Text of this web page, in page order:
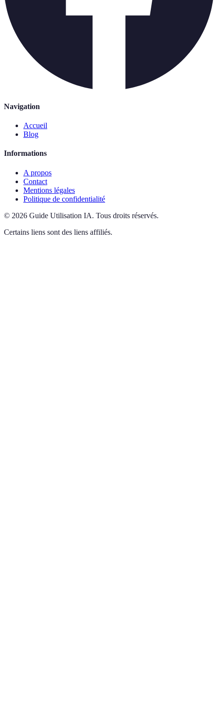
Navigation
Accueil
Blog
Informations
A propos
Contact
Mentions légales
Politique de confidentialité
© 2026 Guide Utilisation IA. Tous droits réservés.
Certains liens sont des liens affiliés.